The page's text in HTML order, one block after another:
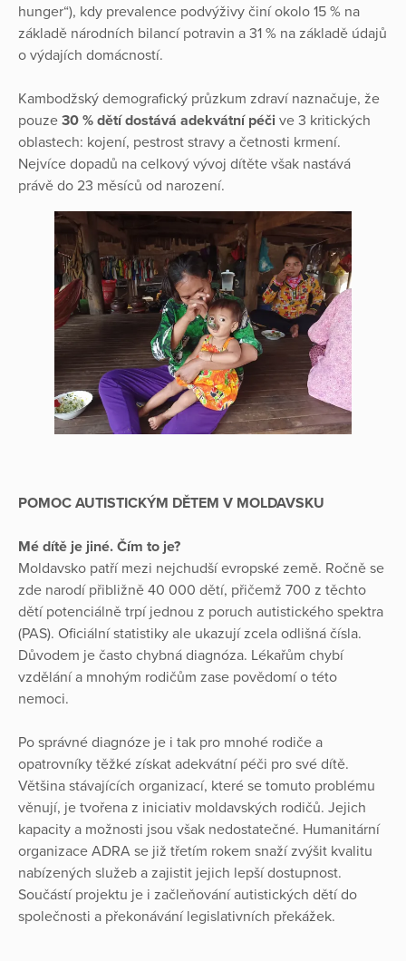
hunger“), kdy prevalence podvýživy činí okolo 15 % na
základě národních bilancí potravin a 31 % na základě údajů
o výdajích domácností.
Kambodžský demografický průzkum zdraví naznačuje, že
pouze 30 % dětí dostává adekvátní péči ve 3 kritických
oblastech: kojení, pestrost stravy a četnosti krmení.
Nejvíce dopadů na celkový vývoj dítěte však nastává
právě do 23 měsíců od narození.
POMOC AUTISTICKÝM DĚTEM V MOLDAVSKU
Mé dítě je jiné. Čím to je?
Moldavsko patří mezi nejchudší evropské země. Ročně se
zde narodí přibližně 40 000 dětí, přičemž 700 z těchto
dětí potenciálně trpí jednou z poruch autistického spektra
(PAS). Oficiální statistiky ale ukazují zcela odlišná čísla.
Důvodem je často chybná diagnóza. Lékařům chybí
vzdělání a mnohým rodičům zase povědomí o této
nemoci.
Po správné diagnóze je i tak pro mnohé rodiče a
opatrovníky těžké získat adekvátní péči pro své dítě.
Většina stávajících organizací, které se tomuto problému
věnují, je tvořena z iniciativ moldavských rodičů. Jejich
kapacity a možnosti jsou však nedostatečné. Humanitární
organizace ADRA se již třetím rokem snaží zvýšit kvalitu
nabízených služeb a zajistit jejich lepší dostupnost.
Součástí projektu je i začleňování autistických dětí do
společnosti a překonávání legislativních překážek.